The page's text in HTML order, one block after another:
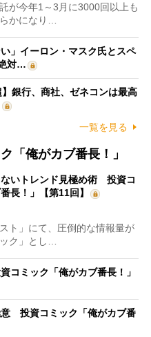
が今年1～3月に3000回以上も
かになり…
」イーロン・マスク氏とスペ
対…
銀行、商社、ゼネコンは最高
一覧を見る
「俺がカブ番長！」
ないトレンド見極め術 投資コ
長！」【第11回】
ト」にて、圧倒的な情報量が
ク」とし…
コミック「俺がカブ番長！」
投資コミック「俺がカブ番